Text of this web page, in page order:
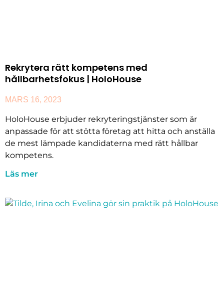
Rekrytera rätt kompetens med
hållbarhetsfokus | HoloHouse
MARS 16, 2023
HoloHouse erbjuder rekryteringstjänster som är
anpassade för att stötta företag att hitta och anställa
de mest lämpade kandidaterna med rätt hållbar
kompetens.
Läs mer